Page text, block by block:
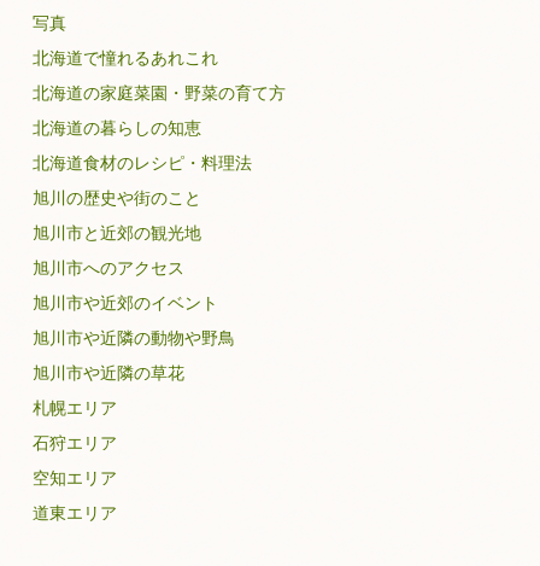
写真
北海道で憧れるあれこれ
北海道の家庭菜園・野菜の育て方
北海道の暮らしの知恵
北海道食材のレシピ・料理法
旭川の歴史や街のこと
旭川市と近郊の観光地
旭川市へのアクセス
旭川市や近郊のイベント
旭川市や近隣の動物や野鳥
旭川市や近隣の草花
札幌エリア
石狩エリア
空知エリア
道東エリア